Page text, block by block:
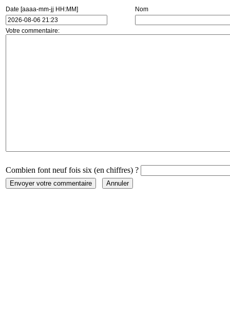
Date [aaaa-mm-jj HH:MM] Nom
Votre commentaire:
Combien font neuf fois six (en chiffres) ?